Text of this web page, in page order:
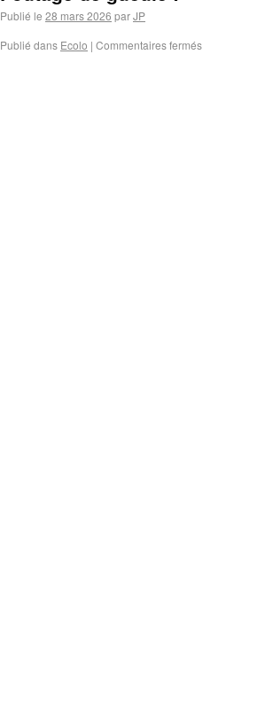
Publié le 28 mars 2026 parJP
Publié dans Ecolo | Commentaires fermés